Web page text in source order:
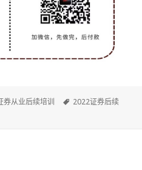
券从业后续培训
标
2022证券后续